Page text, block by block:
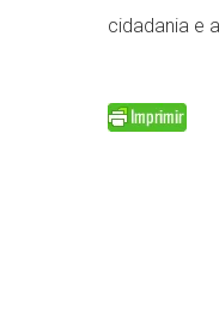
cidadania e